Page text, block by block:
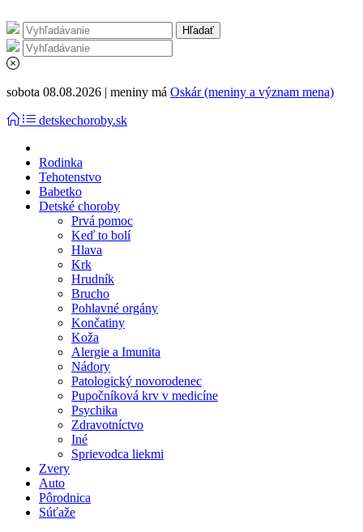
sobota 08.08.2026 | meniny má Oskár (meniny a význam mena)
detskechoroby.sk
Rodinka
Tehotenstvo
Babetko
Detské choroby
Prvá pomoc
Keď to bolí
Hlava
Krk
Hrudník
Brucho
Pohlavné orgány
Končatiny
Koža
Alergie a Imunita
Nádory
Patologický novorodenec
Pupočníková krv v medicíne
Psychika
Zdravotníctvo
Iné
Sprievodca liekmi
Zvery
Auto
Pôrodnica
Súťaže